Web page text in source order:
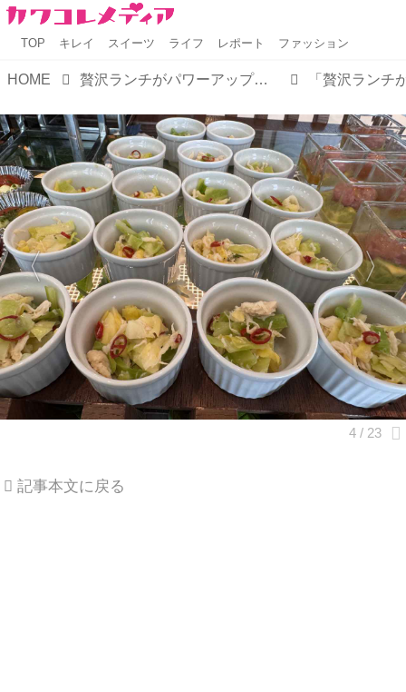
TOP キレイ スイーツ ライフ レポート ファッション
HOME 贅沢ランチがパワーアップ♡ザ ロイヤルパークホテル アイコニック 東京汐留「アイコニックランチ」がフルブッフェに進化
記事本文に戻る